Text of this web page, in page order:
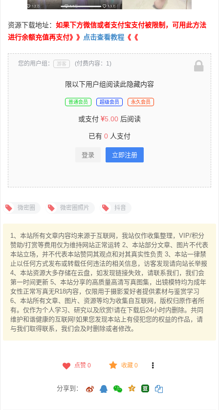
资源下载地址： 如果下方微信或者支付宝支付被限制，可用此方法
进行余额充值再支付》》 点击查看教程 《《
您的用户组： 游客 (付费内容：1)
限以下用户组阅读此隐藏内容
普通会员 超级会员 永久会员
或支付 5.00 后阅读
已有 0 人支付
登录 立即注册
微密圈 微密圈照片 抖音
1、本站所有文章内容均来源于互联网，我站仅作收集整理，VIP/积分
赞助/打赏等费用仅为维持网站正常运转 2、本站部分文章、图片不代表
本站立场，并不代表本站赞同其观点和对其真实性负责 3、本站一律禁
止以任何方式发布或转载任何违法的相关信息，访客发现请向站长举报
4、本站资源大多存储在云盘，如发现链接失效，请联系我们，我们会
第一时间更新 5、本站分享的高质量高清写真图集，出镜模特均为成年
女性正常写真无R18内容，仅限用于摄影爱好者提供素材与鉴赏学习
6、本站所有文章、图片、资源等均为收集自互联网，版权归原作者所
有。仅作为个人学习、研究以及欣赏!请在下载后24小时内删除。共同
维护和谐健康的互联网!如果您发现本站上有侵犯您的权益的作品，请
与我们取得联系，我们会及时删除或者修改。
点赞 0 收藏 0
分享到：